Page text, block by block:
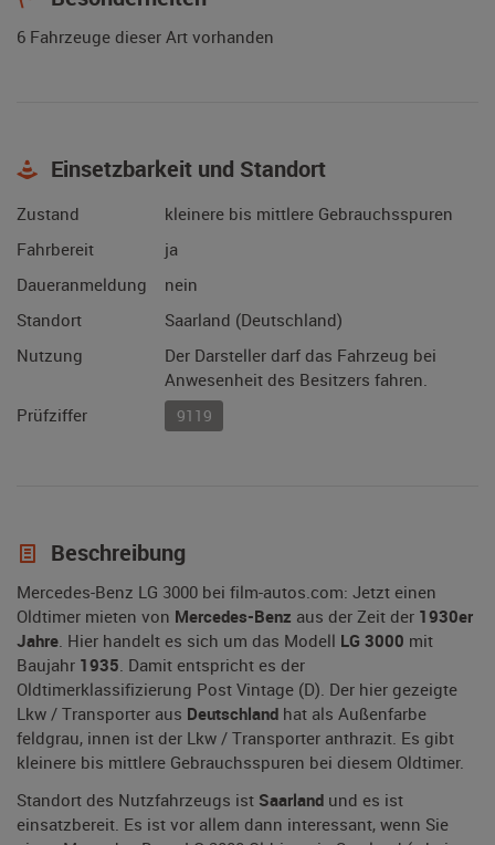
6 Fahrzeuge dieser Art vorhanden
Einsetzbarkeit und Standort
Zustand
kleinere bis mittlere Gebrauchsspuren
Fahrbereit
ja
Daueranmeldung
nein
Standort
Saarland (Deutschland)
Nutzung
Der Darsteller darf das Fahrzeug bei
Anwesenheit des Besitzers fahren.
Prüfziffer
9119
Beschreibung
Mercedes-Benz LG 3000 bei film-autos.com: Jetzt einen
Oldtimer mieten von Mercedes-Benz aus der Zeit der 1930er
Jahre. Hier handelt es sich um das Modell LG 3000 mit
Baujahr 1935. Damit entspricht es der
Oldtimerklassifizierung Post Vintage (D). Der hier gezeigte
Lkw / Transporter aus Deutschland hat als Außenfarbe
feldgrau, innen ist der Lkw / Transporter anthrazit. Es gibt
kleinere bis mittlere Gebrauchsspuren bei diesem Oldtimer.
Standort des Nutzfahrzeugs ist Saarland und es ist
einsatzbereit. Es ist vor allem dann interessant, wenn Sie